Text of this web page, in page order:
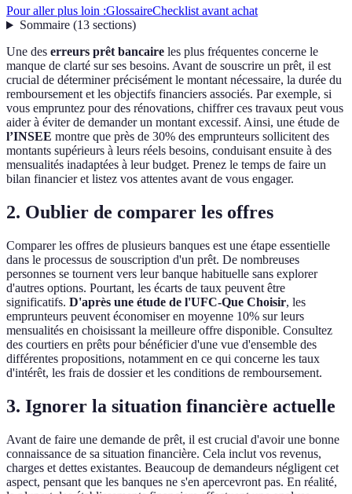
Pour aller plus loin :GlossaireChecklist avant achat
Sommaire(13 sections)
Une des erreurs prêt bancaire les plus fréquentes concerne le
manque de clarté sur ses besoins. Avant de souscrire un prêt, il est
crucial de déterminer précisément le montant nécessaire, la durée du
remboursement et les objectifs financiers associés. Par exemple, si
vous empruntez pour des rénovations, chiffrer ces travaux peut vous
aider à éviter de demander un montant excessif. Ainsi, une étude de
l’INSEE montre que près de 30% des emprunteurs sollicitent des
montants supérieurs à leurs réels besoins, conduisant ensuite à des
mensualités inadaptées à leur budget. Prenez le temps de faire un
bilan financier et listez vos attentes avant de vous engager.
2. Oublier de comparer les offres
Comparer les offres de plusieurs banques est une étape essentielle
dans le processus de souscription d'un prêt. De nombreuses
personnes se tournent vers leur banque habituelle sans explorer
d'autres options. Pourtant, les écarts de taux peuvent être
significatifs. D'après une étude de l'UFC-Que Choisir, les
emprunteurs peuvent économiser en moyenne 10% sur leurs
mensualités en choisissant la meilleure offre disponible. Consultez
des courtiers en prêts pour bénéficier d'une vue d'ensemble des
différentes propositions, notamment en ce qui concerne les taux
d'intérêt, les frais de dossier et les conditions de remboursement.
3. Ignorer la situation financière actuelle
Avant de faire une demande de prêt, il est crucial d'avoir une bonne
connaissance de sa situation financière. Cela inclut vos revenus,
charges et dettes existantes. Beaucoup de demandeurs négligent cet
aspect, pensant que les banques ne s'en apercevront pas. En réalité,